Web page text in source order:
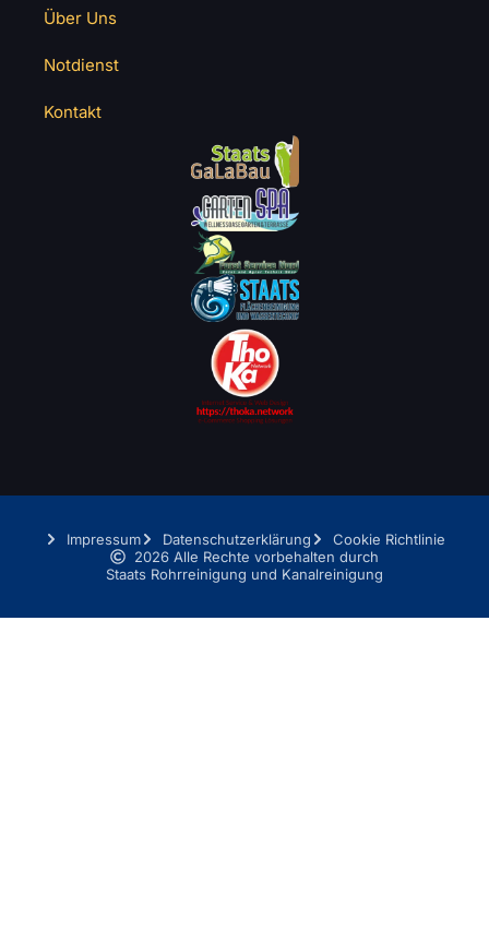
Über Uns
Notdienst
Kontakt
Impressum Datenschutzerklärung
Cookie Richtlinie
2026 Alle Rechte vorbehalten durch
Staats Rohrreinigung und Kanalreinigung